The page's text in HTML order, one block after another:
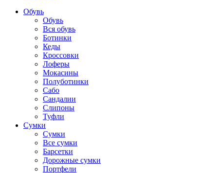
Обувь
Обувь
Вся обувь
Ботинки
Кеды
Кроссовки
Лоферы
Мокасины
Полуботинки
Сабо
Сандалии
Слипоны
Туфли
Сумки
Сумки
Все сумки
Барсетки
Дорожные сумки
Портфели